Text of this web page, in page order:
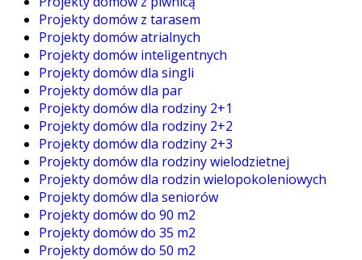
Projekty domów z tarasem
Projekty domów atrialnych
Projekty domów inteligentnych
Projekty domów dla singli
Projekty domów dla par
Projekty domów dla rodziny 2+1
Projekty domów dla rodziny 2+2
Projekty domów dla rodziny 2+3
Projekty domów dla rodziny wielodzietnej
Projekty domów dla rodzin wielopokoleniowych
Projekty domów dla seniorów
Projekty domów do 90 m2
Projekty domów do 35 m2
Projekty domów do 50 m2